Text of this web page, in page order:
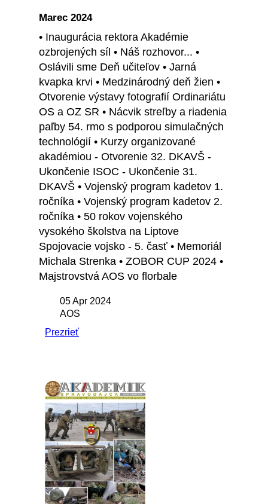
Marec 2024
• Inaugurácia rektora Akadémie
ozbrojených síl • Náš rozhovor... •
Oslávili sme Deň učiteľov • Jarná
kvapka krvi • Medzinárodný deň žien •
Otvorenie výstavy fotografií Ordinariátu
OS a OZ SR • Nácvik streľby a riadenia
paľby 54. rmo s podporou simulačných
technológií • Kurzy organizované
akadémiou - Otvorenie 32. DKAVŠ -
Ukončenie ISOC - Ukončenie 31.
DKAVŠ • Vojenský program kadetov 1.
ročníka • Vojenský program kadetov 2.
ročníka • 50 rokov vojenského
vysokého školstva na Liptove
Spojovacie vojsko - 5. časť • Memoriál
Michala Strenka • ZOBOR CUP 2024 •
Majstrovstvá AOS vo florbale
05 Apr 2024
AOS
Prezrieť